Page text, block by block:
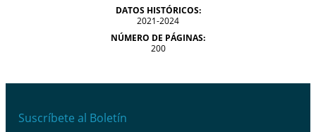
DATOS HISTÓRICOS:
2021-2024
NÚMERO DE PÁGINAS:
200
Suscríbete al Boletín